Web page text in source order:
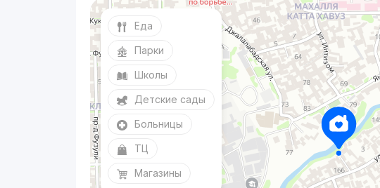
Еда
Парки
Школы
Детские сады
Больницы
ТЦ
Магазины